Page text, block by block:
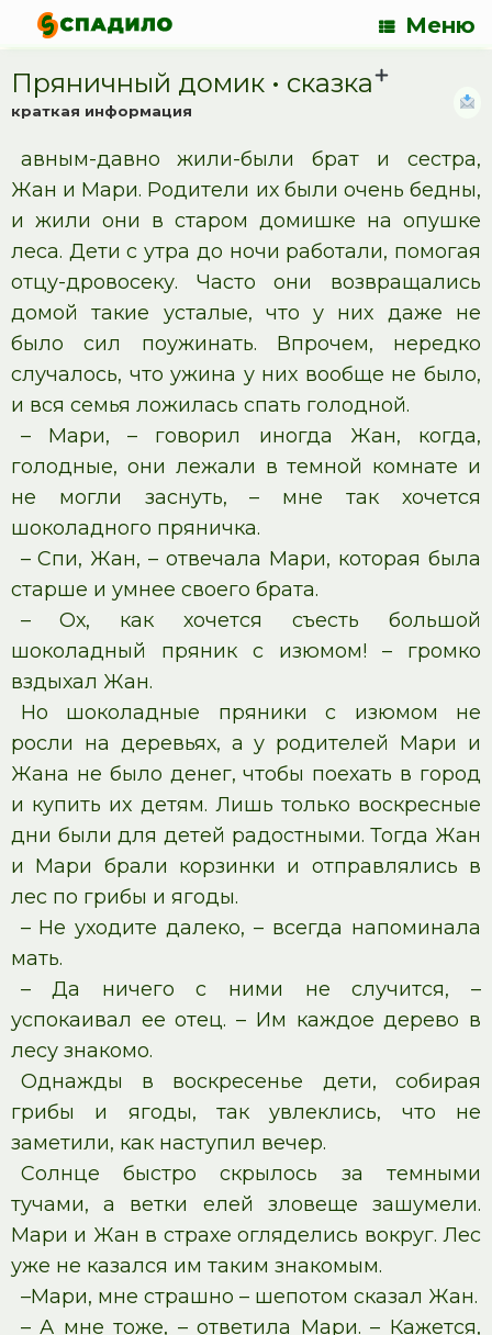
Меню
Пряничный домик • cказка
краткая информация
авным-давно жили-были брат и сестра,
Жан и Мари. Родители их были очень бедны,
и жили они в старом домишке на опушке
леса. Дети с утра до ночи работали, помогая
отцу-дровосеку. Часто они возвращались
домой такие усталые, что у них даже не
было сил поужинать. Впрочем, нередко
случалось, что ужина у них вообще не было,
и вся семья ложилась спать голодной.
– Мари, – говорил иногда Жан, когда,
голодные, они лежали в темной комнате и
не могли заснуть, – мне так хочется
шоколадного пряничка.
– Спи, Жан, – отвечала Мари, которая была
старше и умнее своего брата.
– Ох, как хочется съесть большой
шоколадный пряник с изюмом! – громко
вздыхал Жан.
Но шоколадные пряники с изюмом не
росли на деревьях, а у родителей Мари и
Жана не было денег, чтобы поехать в город
и купить их детям. Лишь только воскресные
дни были для детей радостными. Тогда Жан
и Мари брали корзинки и отправлялись в
лес по грибы и ягоды.
– Не уходите далеко, – всегда напоминала
мать.
– Да ничего с ними не случится, –
успокаивал ее отец. – Им каждое дерево в
лесу знакомо.
Однажды в воскресенье дети, собирая
грибы и ягоды, так увлеклись, что не
заметили, как наступил вечер.
Солнце быстро скрылось за темными
тучами, а ветки елей зловеще зашумели.
Мари и Жан в страхе огляделись вокруг. Лес
уже не казался им таким знакомым.
–Мари, мне страшно – шепотом сказал Жан.
– А мне тоже, – ответила Мари. – Кажется,